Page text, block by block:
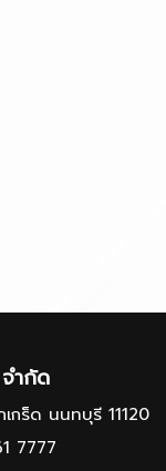
(งานห
ำกัด
กร็ด นนทบุรี 11120
7777